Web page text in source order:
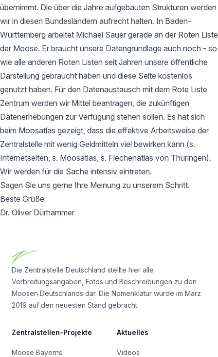
übernimmt. Die über die Jahre aufgebauten Strukturen werden
wir in diesen Bundesländern aufrecht halten. In Baden-
Württemberg arbeitet Michael Sauer gerade an der Roten Liste
der Moose. Er braucht unsere Datengrundlage auch noch - so
wie alle anderen Roten Listen seit Jahren unsere öffentliche
Darstellung gebraucht haben und diese Seite kostenlos
genutzt haben. Für den Datenaustausch mit dem Rote Liste
Zentrum werden wir Mittel beantragen, die zukünftigen
Datenerhebungen zur Verfügung stehen sollen. Es hat sich
beim Moosatlas gezeigt, dass die effektive Arbeitsweise der
Zentralstelle mit wenig Geldmitteln viel bewirken kann (s.
Internetseiten, s. Moosatlas, s. Flechenatlas von Thüringen).
Wir werden für die Sache intensiv eintreten.
Sagen Sie uns gerne Ihre Meinung zu unserem Schritt.
Beste Grüße
Dr. Oliver Dürhammer
Die Zentralstelle Deutschland stellte hier alle
Verbreitungsangaben, Fotos und Beschreibungen zu den
Moosen Deutschlands dar. Die Nomenklatur wurde im März
2019 auf den neuesten Stand gebracht.
Zentralstellen-Projekte
Moose Bayerns
Aktuelles
Videos